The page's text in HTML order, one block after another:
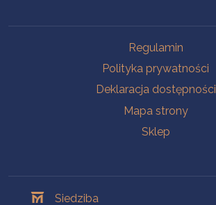
Regulamin
Polityka prywatności
Deklaracja dostępności
Mapa strony
Sklep
Siedziba